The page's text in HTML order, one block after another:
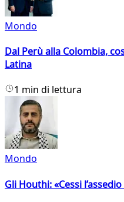
Mondo
Dal Perù alla Colombia,
Latina
1 min di lettura
Mondo
Gli Houthi: «Cessi